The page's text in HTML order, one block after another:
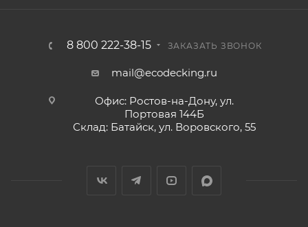
8 800 222-38-15 ЗАКАЗАТЬ ЗВОНОК
mail@ecodecking.ru
Офис: Ростов-на-Дону, ул.
Портовая 144Б
Склад: Батайск, ул. Воровского, 55